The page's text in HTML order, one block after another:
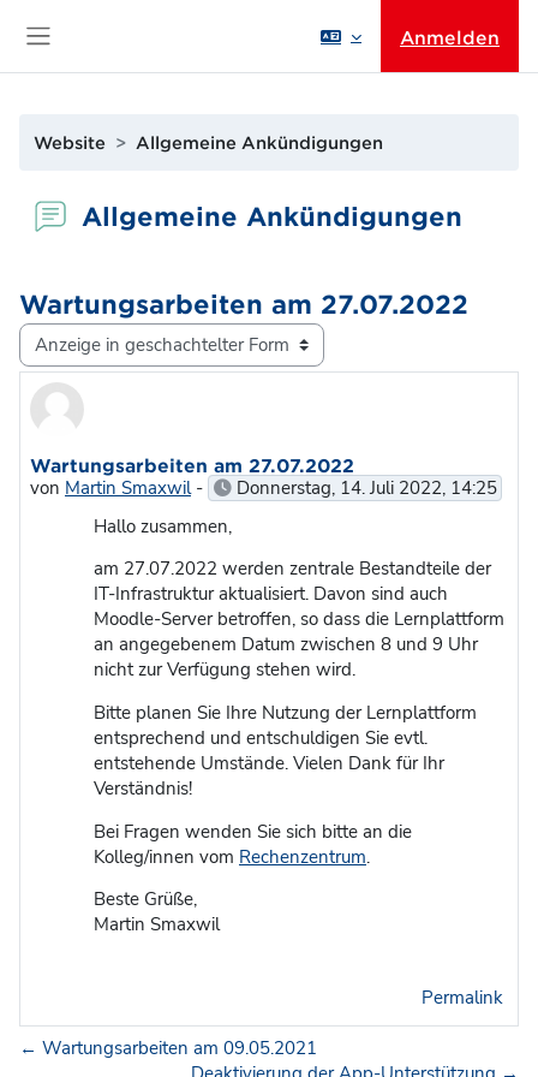
Anmelden
Website Allgemeine Ankündigungen
Allgemeine Ankündigungen
Wartungsarbeiten am 27.07.2022
Anzeigemodus
Wartungsarbeiten am 27.07.2022
von Martin Smaxwil- Donnerstag, 14. Juli 2022, 14:25
Hallo zusammen,
am 27.07.2022 werden zentrale Bestandteile der
IT-Infrastruktur aktualisiert. Davon sind auch
Moodle-Server betroffen, so dass die Lernplattform
an angegebenem Datum zwischen 8 und 9 Uhr
nicht zur Verfügung stehen wird.
Bitte planen Sie Ihre Nutzung der Lernplattform
entsprechend und entschuldigen Sie evtl.
entstehende Umstände. Vielen Dank für Ihr
Verständnis!
Bei Fragen wenden Sie sich bitte an die
Kolleg/innen vom Rechenzentrum.
Beste Grüße,
Martin Smaxwil
Permalink
← Wartungsarbeiten am 09.05.2021